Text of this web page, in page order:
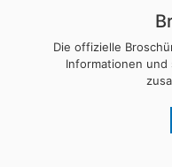
Die offizielle
Informationen und